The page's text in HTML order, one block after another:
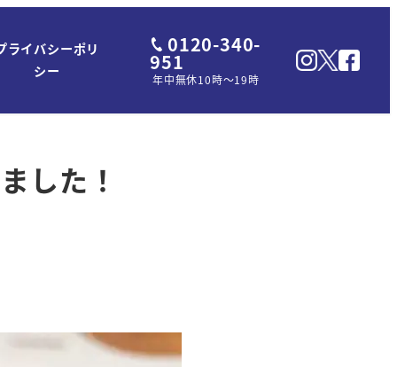
ライバシーポリ
シー
0120-340-
951
年中無休10時～19時
した！